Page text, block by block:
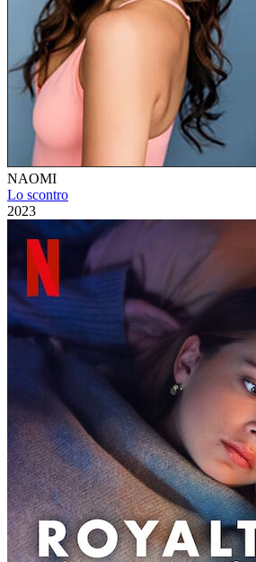
NAOMI
Lo scontro
2023